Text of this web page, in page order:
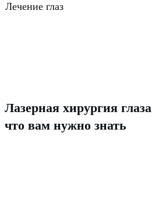
Лечение глаз
Лазерная хирургия
что вам нужно знать